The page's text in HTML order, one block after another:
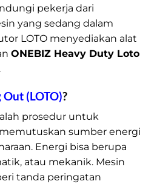
pekerja dari
yang sedang dalam
LOTO menyediakan alat
ONEBIZ Heavy Duty Loto
Out (LOTO)?
prosedur untuk
sumber energi
Energi bisa berupa
atau mekanik. Mesin
tanda peringatan